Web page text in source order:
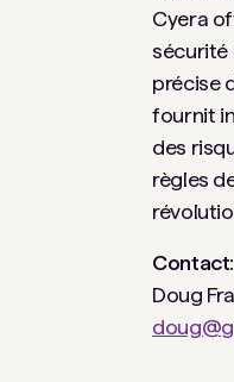
Cyera
sécurité
précise
fournit
des
règles
Contact:
Doug